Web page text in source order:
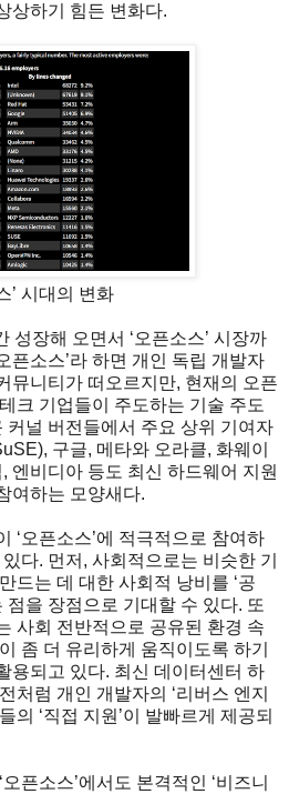
상하기 힘든 변화다.
’ 시대의 변화
성장해 오면서 ‘오픈소스’ 시장까
픈소스’라 하면 개인 독립 개발자
뮤니티가 떠오르지만, 현재의 오픈
크 기업들이 주도하는 기술 주도
커널 버전들에서 주요 상위 기여자
구글, 메타와 오라클, 화웨이
엔비디아 등도 최신 하드웨어 지원
여하는 모양새다.
‘오픈소스’에 적극적으로 참여하
다. 먼저, 사회적으로는 비슷한 기
드는 데 대한 사회적 낭비를 ‘공
점을 장점으로 기대할 수 있다. 또
사회 전반적으로 공유된 환경 속
좀 더 유리하게 움직이도록 하기
용되고 있다. 최신 데이터센터 하
처럼 개인 개발자의 ‘리버스 엔지
의 ‘직접 지원’이 발빠르게 제공되
픈소스’에서도 본격적인 ‘비즈니